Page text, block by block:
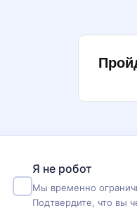
Я не робот
Мы временно
Подтвердите, что вы